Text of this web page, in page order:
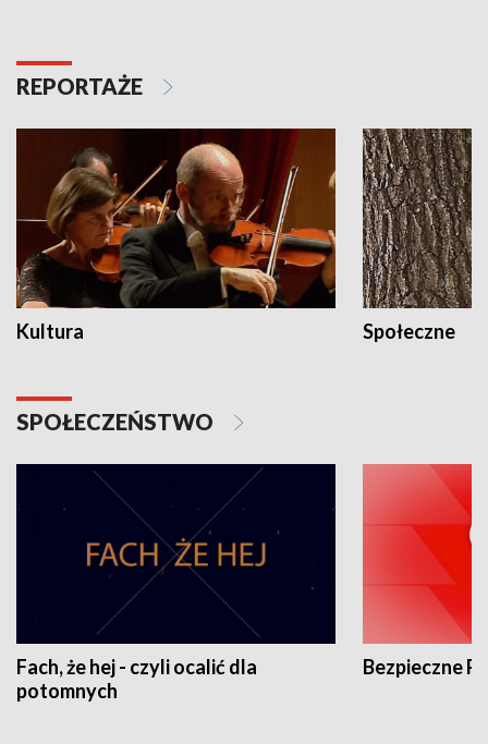
REPORTAŻE
Kultura Społeczne
SPOŁECZEŃSTWO
Fach, że hej - czyli ocalić dla
potomnych
Bezpieczne